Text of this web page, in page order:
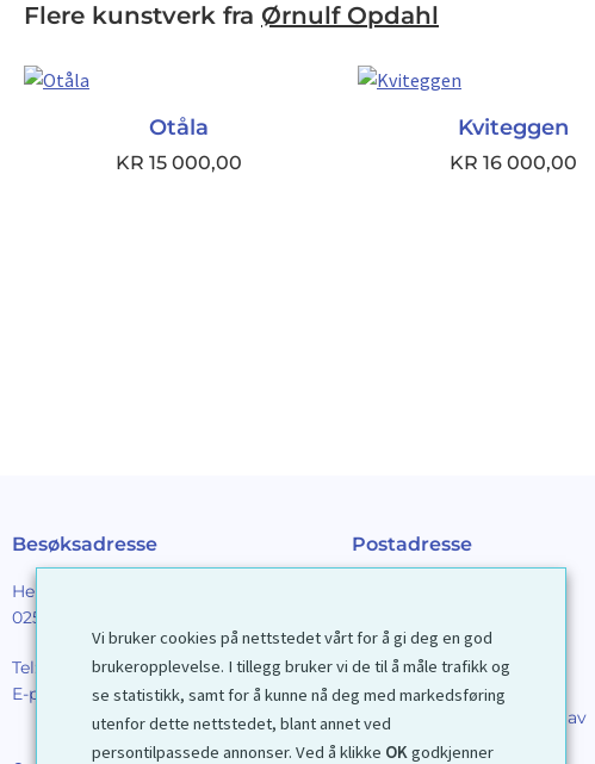
Flere kunstverk fra Ørnulf Opdahl
Otåla
KR 15 000,00
Kviteggen
KR 16 000,00
Besøksadresse
Henrik Ibsens gt. 90
0255 Oslo
Tel:
22 44 85 86
E-post:
galleri@d40.no
Postadresse
0201 Oslo
Mobilnummer til sporing av
forsendelser: 91924069
Vi bruker cookies på nettstedet vårt for å gi deg en god
brukeropplevelse. I tillegg bruker vi de til å måle trafikk og
se statistikk, samt for å kunne nå deg med markedsføring
utenfor dette nettstedet, blant annet ved
persontilpassede annonser. Ved å klikke OKgodkjenner